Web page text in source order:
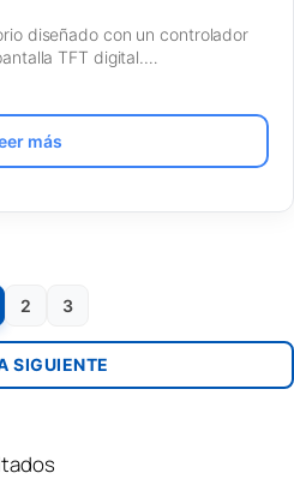
diseñado con un controlador
TFT digital.…
más
2 3
SIGUIENTE